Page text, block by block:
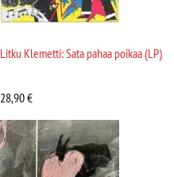
Litku Klemetti: Sata pahaa poikaa (LP)
28,90€